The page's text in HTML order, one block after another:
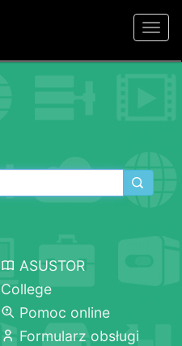
ASUSTOR
College
Pomoc online
Formularz obsługi